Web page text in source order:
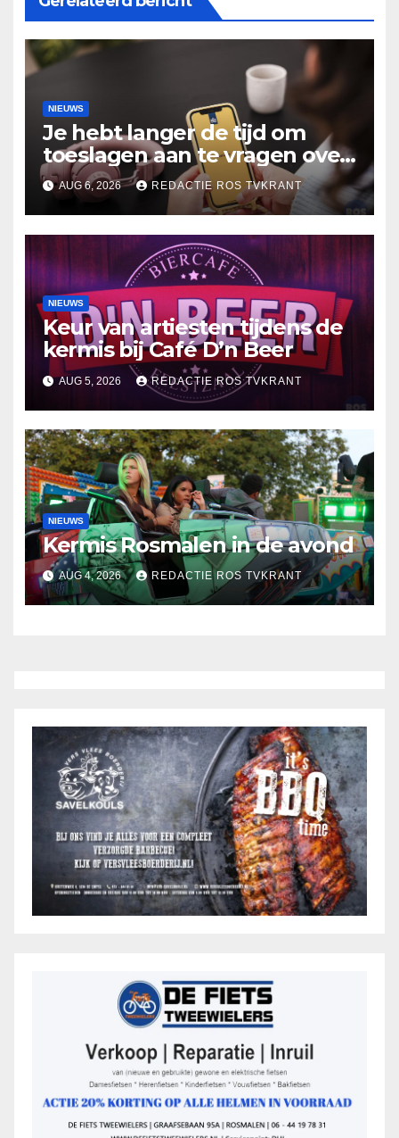
NIEUWS
Je hebt langer de tijd om
toeslagen aan te vragen over
2025
AUG 6, 2026 REDACTIE ROS TVKRANT
NIEUWS
Keur van artiesten tijdens de
kermis bij Café D’n Beer
AUG 5, 2026 REDACTIE ROS TVKRANT
NIEUWS
Kermis Rosmalen in de avond
AUG 4, 2026 REDACTIE ROS TVKRANT